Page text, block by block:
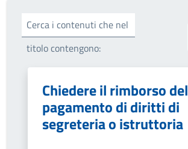
Cerca i contenuti che nel
titolo contengono:
Chiedere il rimborso del
pagamento di diritti di
segreteria o istruttoria